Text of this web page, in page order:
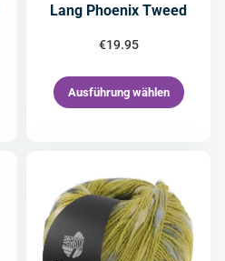
Lang Phoenix Tweed
€19.95
Ausführung wählen